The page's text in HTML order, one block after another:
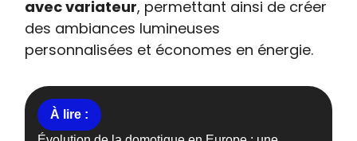
avec variateur, permettant ainsi de créer
des ambiances lumineuses
personnalisées et économes en énergie.